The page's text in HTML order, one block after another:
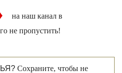
на наш канал в
не пропустить!
Сохраните, чтобы не